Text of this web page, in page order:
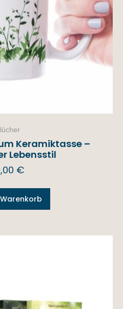
Keramiktasse –
Lebensstil
€